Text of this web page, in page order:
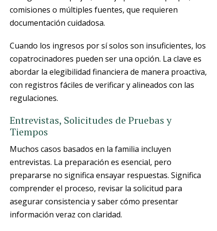
comisiones o múltiples fuentes, que requieren
documentación cuidadosa.
Cuando los ingresos por sí solos son insuficientes, los
copatrocinadores pueden ser una opción. La clave es
abordar la elegibilidad financiera de manera proactiva,
con registros fáciles de verificar y alineados con las
regulaciones.
Entrevistas, Solicitudes de Pruebas y
Tiempos
Muchos casos basados en la familia incluyen
entrevistas. La preparación es esencial, pero
prepararse no significa ensayar respuestas. Significa
comprender el proceso, revisar la solicitud para
asegurar consistencia y saber cómo presentar
información veraz con claridad.